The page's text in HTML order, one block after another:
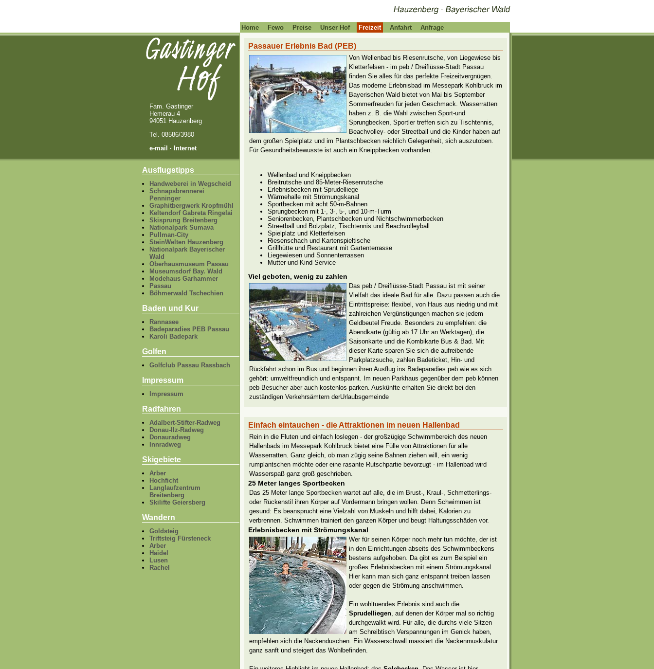
Home Fewo Preise Unser Hof Freizeit Anfahrt Anfrage
Fam. Gastinger
Hemerau 4
94051 Hauzenberg
Tel. 08586/3980
e-mail
· Internet
Ausflugstipps
Handweberei in Wegscheid
Schnapsbrennerei
Penninger
Graphitbergwerk Kropfmühl
Keltendorf Gabreta Ringelai
Skisprung Breitenberg
Nationalpark Sumava
Pullman-City
SteinWelten Hauzenberg
Nationalpark Bayerischer
Wald
Oberhausmuseum Passau
Museumsdorf Bay. Wald
Modehaus Garhammer
Passau
Böhmerwald Tschechien
Baden und Kur
Rannasee
Badeparadies PEB Passau
Karoli Badepark
Golfen
Golfclub Passau Rassbach
Impressum
Impressum
Radfahren
Adalbert-Stifter-Radweg
Donau-Ilz-Radweg
Donauradweg
Innradweg
Skigebiete
Arber
Hochficht
Langlaufzentrum
Breitenberg
Skilifte Geiersberg
Wandern
Goldsteig
Triftsteig Fürsteneck
Arber
Haidel
Lusen
Rachel
Passauer Erlebnis Bad (PEB)
Von Wellenbad bis Riesenrutsche, von Liegewiese bis
Kletterfelsen - im peb / Dreiflüsse-Stadt Passau
finden Sie alles für das perfekte Freizeitvergnügen.
Das moderne Erlebnisbad im Messepark Kohlbruck im
Bayerischen Wald bietet von Mai bis September
Sommerfreuden für jeden Geschmack. Wasserratten
haben z. B. die Wahl zwischen Sport-und
Sprungbecken, Sportler treffen sich zu Tischtennis,
Beachvolley- oder Streetball und die Kinder haben auf
dem großen Spielplatz und im Plantschbecken reichlich Gelegenheit, sich auszutoben.
Für Gesundheitsbewusste ist auch ein Kneippbecken vorhanden.
Wellenbad und Kneippbecken
Breitrutsche und 85-Meter-Riesenrutsche
Erlebnisbecken mit Sprudelliege
Wärmehalle mit Strömungskanal
Sportbecken mit acht 50-m-Bahnen
Sprungbecken mit 1-, 3-, 5-, und 10-m-Turm
Seniorenbecken, Plantschbecken und Nichtschwimmerbecken
Streetball und Bolzplatz, Tischtennis und Beachvolleyball
Spielplatz und Kletterfelsen
Riesenschach und Kartenspieltische
Grillhütte und Restaurant mit Gartenterrasse
Liegewiesen und Sonnenterrassen
Mutter-und-Kind-Service
Viel geboten, wenig zu zahlen
Das peb / Dreiflüsse-Stadt Passau ist mit seiner
Vielfalt das ideale Bad für alle. Dazu passen auch die
Eintrittspreise: flexibel, von Haus aus niedrig und mit
zahlreichen Vergünstigungen machen sie jedem
Geldbeutel Freude. Besonders zu empfehlen: die
Abendkarte (gültig ab 17 Uhr an Werktagen), die
Saisonkarte und die Kombikarte Bus & Bad. Mit
dieser Karte sparen Sie sich die aufreibende
Parkplatzsuche, zahlen Badeticket, Hin- und
Rückfahrt schon im Bus und beginnen ihren Ausflug ins Badeparadies peb wie es sich
gehört: umweltfreundlich und entspannt. Im neuen Parkhaus gegenüber dem peb können
peb-Besucher aber auch kostenlos parken. Auskünfte erhalten Sie direkt bei den
zuständigen Verkehrsämtern derUrlaubsgemeinde
Einfach eintauchen - die Attraktionen im neuen Hallenbad
Rein in die Fluten und einfach loslegen - der großzügige Schwimmbereich des neuen
Hallenbads im Messepark Kohlbruck bietet eine Fülle von Attraktionen für alle
Wasserratten. Ganz gleich, ob man zügig seine Bahnen ziehen will, ein wenig
rumplantschen möchte oder eine rasante Rutschpartie bevorzugt - im Hallenbad wird
Wasserspaß ganz groß geschrieben.
25 Meter langes Sportbecken
Das 25 Meter lange Sportbecken wartet auf alle, die im Brust-, Kraul-, Schmetterlings-
oder Rückenstil ihren Körper auf Vordermann bringen wollen. Denn Schwimmen ist
gesund: Es beansprucht eine Vielzahl von Muskeln und hilft dabei, Kalorien zu
verbrennen. Schwimmen trainiert den ganzen Körper und beugt Haltungsschäden vor.
Erlebnisbecken mit Strömungskanal
Wer für seinen Körper noch mehr tun möchte, der ist
in den Einrichtungen abseits des Schwimmbeckens
bestens aufgehoben. Da gibt es zum Beispiel ein
großes Erlebnisbecken mit einem Strömungskanal.
Hier kann man sich ganz entspannt treiben lassen
oder gegen die Strömung anschwimmen.
Ein wohltuendes Erlebnis sind auch die
Sprudelliegen, auf denen der Körper mal so richtig
durchgewalkt wird. Für alle, die durchs viele Sitzen
am Schreibtisch Verspannungen im Genick haben,
empfehlen sich die Nackenduschen. Ein Wasserschwall massiert die Nackenmuskulatur
ganz sanft und steigert das Wohlbefinden.